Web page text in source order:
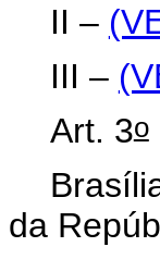
II –
III –
Art. 3o
da